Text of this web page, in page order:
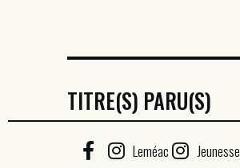
TITRE(S) PARU(S)
Leméac Jeunesse